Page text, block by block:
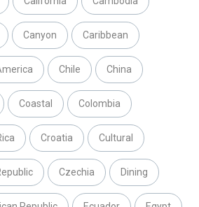
Canyon Caribbean
Chile China
Coastal Colombia
Croatia Cultural
Czechia Dining